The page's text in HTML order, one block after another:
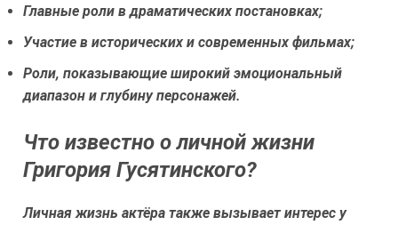
Главные роли в драматических постановках;
Участие в исторических и современных фильмах;
Роли, показывающие широкий эмоциональный
диапазон и глубину персонажей.
Что известно о личной жизни
Григория Гусятинского?
Личная жизнь актёра также вызывает интерес у